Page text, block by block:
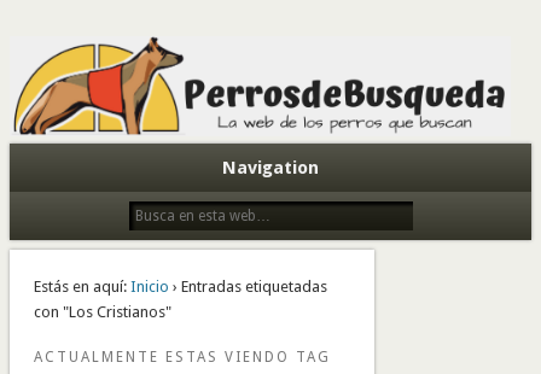
Todo sobre perros de búsqueda y detectores
Navigation
Estás en aquí: Inicio › Entradas etiquetadas
con "Los Cristianos"
ACTUALMENTE ESTAS VIENDO TAG